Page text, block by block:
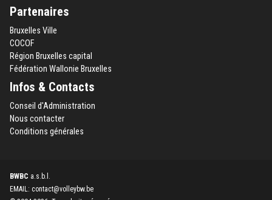
Partenaires
Bruxelles Ville
COCOF
Région Bruxelles capital
Fédération Wallonie Bruxelles
Infos & Contacts
Conseil d'Administration
Nous contacter
Conditions générales
BWBC a.s.b.l.
EMAIL: contact@volleybw.be